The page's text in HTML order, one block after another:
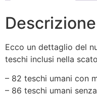
Descrizione
Ecco un dettaglio del
teschi inclusi nella
– 82 teschi umani con
– 86 teschi umani